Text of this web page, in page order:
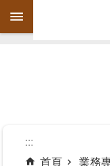
跳到主要內容區塊
:::
首頁
業務